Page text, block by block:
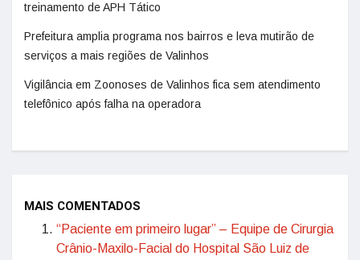
treinamento de APH Tático
Prefeitura amplia programa nos bairros e leva mutirão de
serviços a mais regiões de Valinhos
Vigilância em Zoonoses de Valinhos fica sem atendimento
telefônico após falha na operadora
MAIS COMENTADOS
“Paciente em primeiro lugar” – Equipe de Cirurgia
Crânio-Maxilo-Facial do Hospital São Luiz de